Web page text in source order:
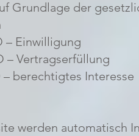
Grundlage der
– Einwilligung
– Vertragserfüllung
berechtigtes Interesse
werden automatisch